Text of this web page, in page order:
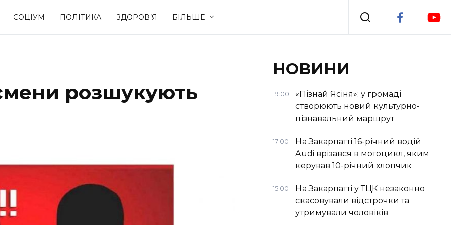
СОЦІУМ ПОЛІТИКА ЗДОРОВ’Я БІЛЬШЕ
Події
Спорт Стиль життя
розшукують
НОВИНИ
19:00
«Пізнай Ясіня»: у громаді
створюють новий культурно-
пізнавальний маршрут
17:00
На Закарпатті 16-річний водій
Audi врізався в мотоцикл, яким
керував 10-річний хлопчик
15:00
На Закарпатті у ТЦК незаконно
скасовували відстрочки та
утримували чоловіків